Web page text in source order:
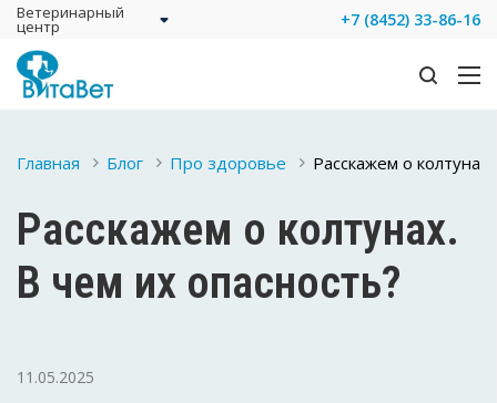
Ветеринарный
центр +7 (8452) 33-86-16
Главная Блог Про здоровье Расскажем о
Расскажем о колтунах.
В чем их опасность?
11.05.2025